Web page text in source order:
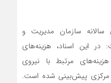
سازمان مدیریت و
در این اسناد، هزینه‌های
مرتبط با نیروی
مرکزی پیش‌بینی شده است.